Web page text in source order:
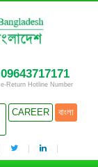
09643717171
e-Return Hotline Number
CAREER বাংলা